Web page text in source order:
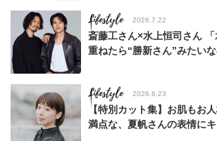
Lifestyle 2026.7.22
斎藤工さん×水上恒司さん
重ねたら“勝新さん”みたい
Lifestyle 2026.6.23
【特別カット集】お肌もお
満点な、夏帆さんの表情にキ